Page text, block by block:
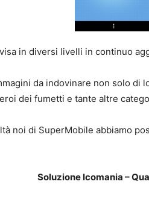
in diversi livelli in continuo
da indovinare non solo di
dei fumetti e tante altre
noi di SuperMobile abbiamo
Soluzione Icomania –